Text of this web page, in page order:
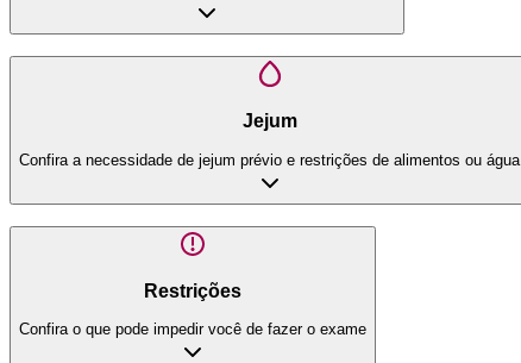
Jejum
Confira a necessidade de jejum prévio e restrições de alimentos ou água
Restrições
Confira o que pode impedir você de fazer o exame